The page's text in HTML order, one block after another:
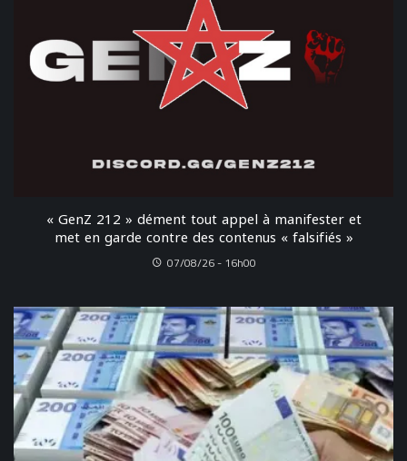
« GenZ 212 » dément tout appel à manifester et
met en garde contre des contenus « falsifiés »
07/08/26 - 16h00